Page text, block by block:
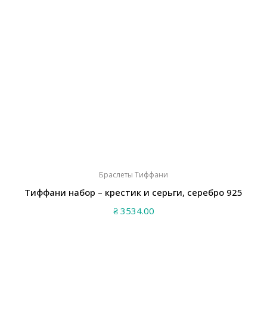
Браслеты Тиффани
Тиффани набор – крестик и серьги, серебро 925
₴3534.00